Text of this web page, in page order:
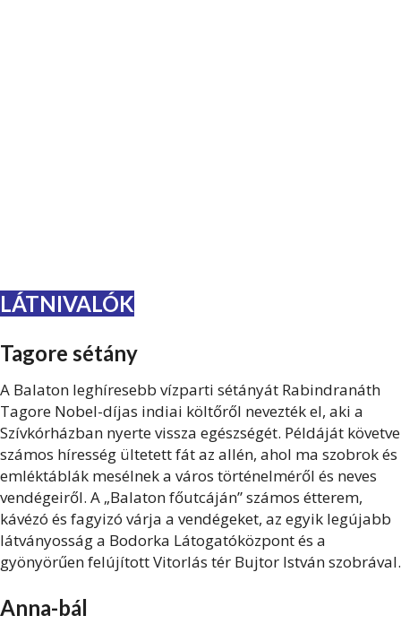
LÁTNIVALÓK
Tagore sétány
A Balaton leghíresebb vízparti sétányát Rabindranáth
Tagore Nobel-díjas indiai költőről nevezték el, aki a
Szívkórházban nyerte vissza egészségét. Példáját követve
számos híresség ültetett fát az allén, ahol ma szobrok és
emléktáblák mesélnek a város történelméről és neves
vendégeiről. A „Balaton főutcáján” számos étterem,
kávézó és fagyizó várja a vendégeket, az egyik legújabb
látványosság a Bodorka Látogatóközpont és a
gyönyörűen felújított Vitorlás tér Bujtor István szobrával.
Anna-bál